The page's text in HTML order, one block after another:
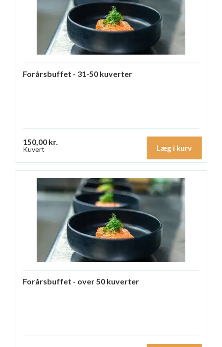
Forårsbuffet - 31-50 kuverter
150,00 kr.
Kuvert Læg i kurv
Forårsbuffet - over 50 kuverter